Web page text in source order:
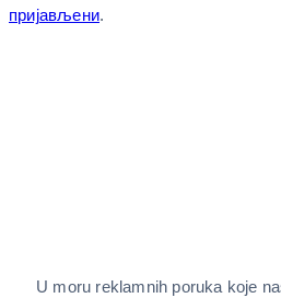
пријављени.
U moru reklamnih poruka koje